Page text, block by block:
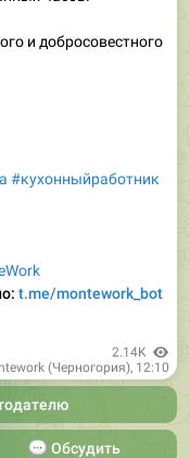
и добросовестного
#кухонныйработник
t.me/montework_bot
2.14K
(Черногория), 12:10
Обсудить